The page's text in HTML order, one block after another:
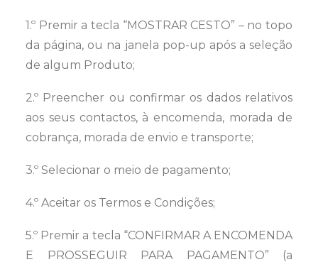
1.º Premir a tecla “MOSTRAR CESTO” – no topo
da página, ou na janela pop-up após a seleção
de algum Produto;
2.º Preencher ou confirmar os dados relativos
aos seus contactos, à encomenda, morada de
cobrança, morada de envio e transporte;
3.º Selecionar o meio de pagamento;
4.º Aceitar os Termos e Condições;
5.º Premir a tecla “CONFIRMAR A ENCOMENDA
E PROSSEGUIR PARA PAGAMENTO” (a